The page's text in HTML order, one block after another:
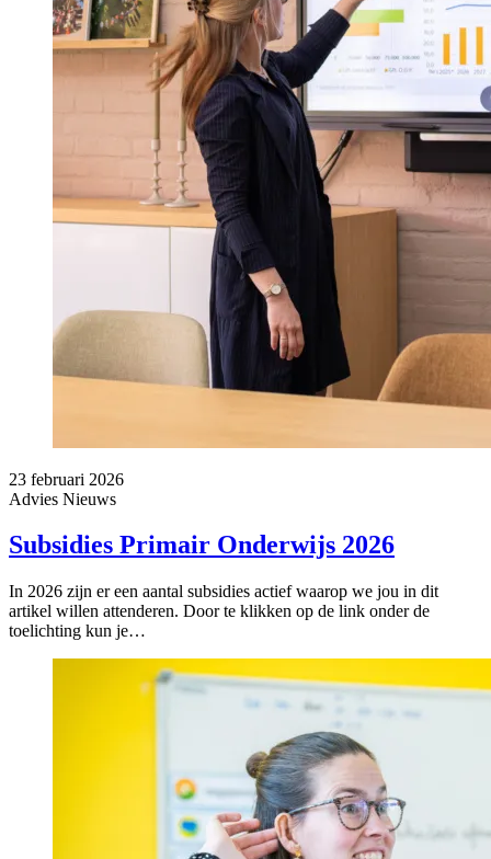
23 februari 2026
Advies Nieuws
Subsidies Primair Onderwijs 2026
In 2026 zijn er een aantal subsidies actief waarop we jou in dit
artikel willen attenderen. Door te klikken op de link onder de
toelichting kun je…